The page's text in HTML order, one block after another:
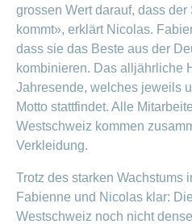
grossen Wert darauf, dass der
kommt», erklärt Nicolas.
dass sie das Beste aus der
kombinieren. Das alljährliche
Jahresende, welches jeweils
Motto stattfindet. Alle
Westschweiz kommen
Verkleidung.
Trotz des starken Wachstums
Fabienne und Nicolas klar:
Westschweiz noch nicht